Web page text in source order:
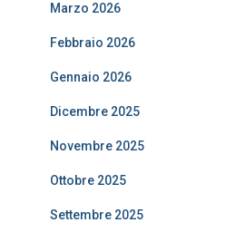
Marzo 2026
Febbraio 2026
Gennaio 2026
Dicembre 2025
Novembre 2025
Ottobre 2025
Settembre 2025